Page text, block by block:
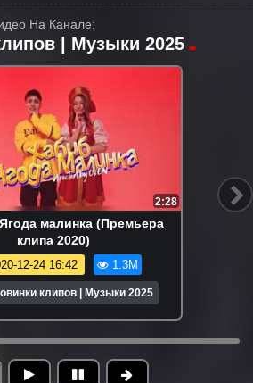
На Канале:
| Музыки 2025
4:32
- ПОГУДИМ (Премьера
клипа 2022)
08-12 10:08 1.2M
клипов | Музыки 2025